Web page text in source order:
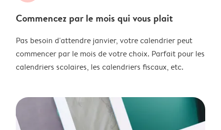
Commencez par le mois qui vous plait
Pas besoin d'attendre janvier, votre calendrier peut
commencer par le mois de votre choix. Parfait pour les
calendriers scolaires, les calendriers fiscaux, etc.